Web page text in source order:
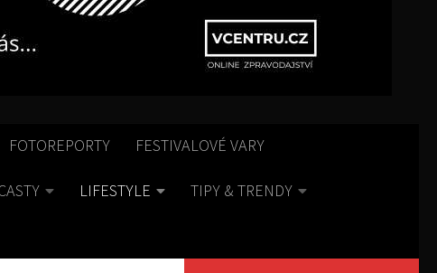
FOTOREPORTY FESTIVALOVÉ VARY
LIFESTYLE TIPY & TRENDY